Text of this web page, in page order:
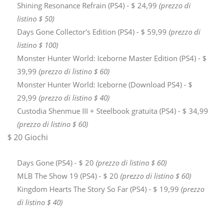
Shining Resonance Refrain (PS4) - $ 24,99 (prezzo di
listino $ 50)
Days Gone Collector's Edition (PS4) - $ 59,99 (prezzo di
listino $ 100)
Monster Hunter World: Iceborne Master Edition (PS4) - $
39,99 (prezzo di listino $ 60)
Monster Hunter World: Iceborne (Download PS4) - $
29,99 (prezzo di listino $ 40)
Custodia Shenmue III + Steelbook gratuita (PS4) - $ 34,99
(prezzo di listino $ 60)
$ 20 Giochi
Days Gone (PS4) - $ 20 (prezzo di listino $ 60)
MLB The Show 19 (PS4) - $ 20 (prezzo di listino $ 60)
Kingdom Hearts The Story So Far (PS4) - $ 19,99 (prezzo
di listino $ 40)